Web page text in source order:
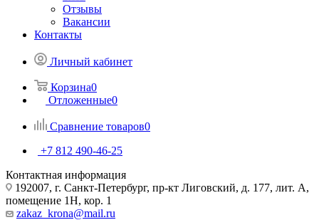
Отзывы
Вакансии
Контакты
Личный кабинет
Корзина0
Отложенные0
Сравнение товаров0
+7 812 490-46-25
Контактная информация
192007, г. Санкт-Петербург, пр-кт Лиговский, д. 177, лит. А,
помещение 1Н, кор. 1
zakaz_krona@mail.ru